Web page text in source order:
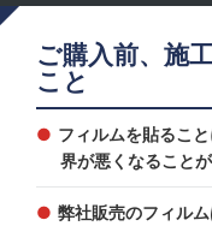
ご購入前、施
こと
フィルムを貼るこ
界が悪くなることが
弊社販売のフィル